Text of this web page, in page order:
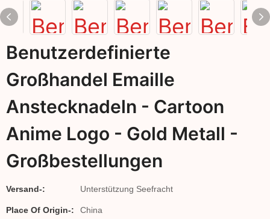
Benutzerdefinierte
Großhandel Emaille
Anstecknadeln - Cartoon
Anime Logo - Gold Metall -
Großbestellungen
Versand-: Unterstützung Seefracht
Place Of Origin-: China